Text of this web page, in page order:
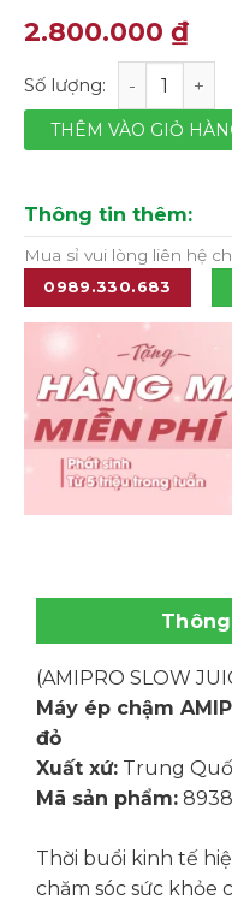
2.800.000 ₫
Máy ép chậm
THÊM VÀO GIỎ
Thông tin thêm:
Mua sỉ vui lòng liên hệ
0989.330.683
(AMIPRO SLOW
Máy ép chậm
đỏ
Xuất xứ:Trung
Mã sản phẩm:
Thời buổi kinh tế
chăm sóc sức khỏe